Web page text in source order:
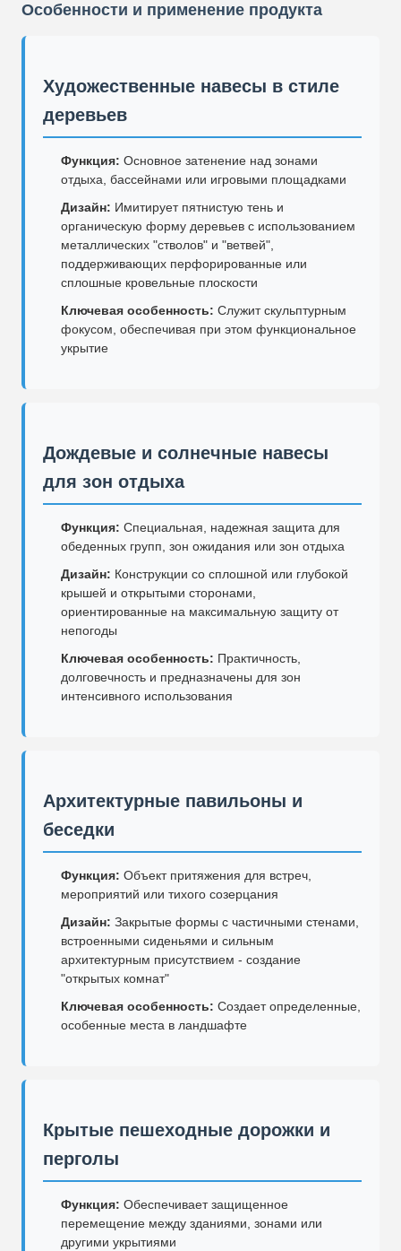
Особенности и применение продукта
Художественные навесы в стиле
деревьев
Функция: Основное затенение над зонами
отдыха, бассейнами или игровыми площадками
Дизайн: Имитирует пятнистую тень и
органическую форму деревьев с использованием
металлических "стволов" и "ветвей",
поддерживающих перфорированные или
сплошные кровельные плоскости
Ключевая особенность: Служит скульптурным
фокусом, обеспечивая при этом функциональное
укрытие
Дождевые и солнечные навесы
для зон отдыха
Функция: Специальная, надежная защита для
обеденных групп, зон ожидания или зон отдыха
Дизайн: Конструкции со сплошной или глубокой
крышей и открытыми сторонами,
ориентированные на максимальную защиту от
непогоды
Ключевая особенность: Практичность,
долговечность и предназначены для зон
интенсивного использования
Архитектурные павильоны и
беседки
Функция: Объект притяжения для встреч,
мероприятий или тихого созерцания
Дизайн: Закрытые формы с частичными стенами,
встроенными сиденьями и сильным
архитектурным присутствием - создание
"открытых комнат"
Ключевая особенность: Создает определенные,
особенные места в ландшафте
Крытые пешеходные дорожки и
перголы
Функция: Обеспечивает защищенное
перемещение между зданиями, зонами или
другими укрытиями